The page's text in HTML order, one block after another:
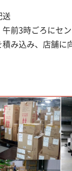
送
前3時ごろにセ
み込み、店舗に